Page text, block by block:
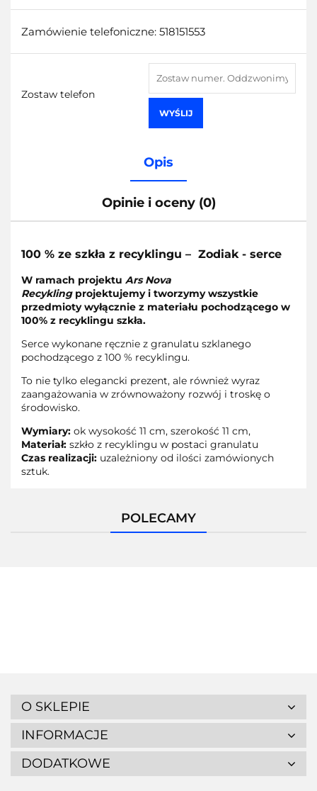
Zamówienie telefoniczne: 518151553
Zostaw telefon
WYŚLIJ
Opis
Opinie i oceny (0)
100 % ze szkła z recyklingu – Zodiak - serce
W ramach projektu Ars Nova
Recykling projektujemy i tworzymy wszystkie
przedmioty wyłącznie z materiału pochodzącego w
100% z recyklingu szkła.
Serce wykonane ręcznie z granulatu szklanego
pochodzącego z 100 % recyklingu.
To nie tylko elegancki prezent, ale również wyraz
zaangażowania w zrównoważony rozwój i troskę o
środowisko.
Wymiary: ok wysokość 11 cm, szerokość 11 cm,
Materiał: szkło z recyklingu w postaci granulatu
Czas realizacji: uzależniony od ilości zamówionych
sztuk.
POLECAMY
O SKLEPIE
INFORMACJE
DODATKOWE